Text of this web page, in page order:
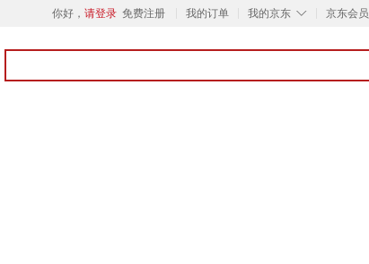
你好， 请登录 免费注册 我的订单 ◇
我的京东 京东会员